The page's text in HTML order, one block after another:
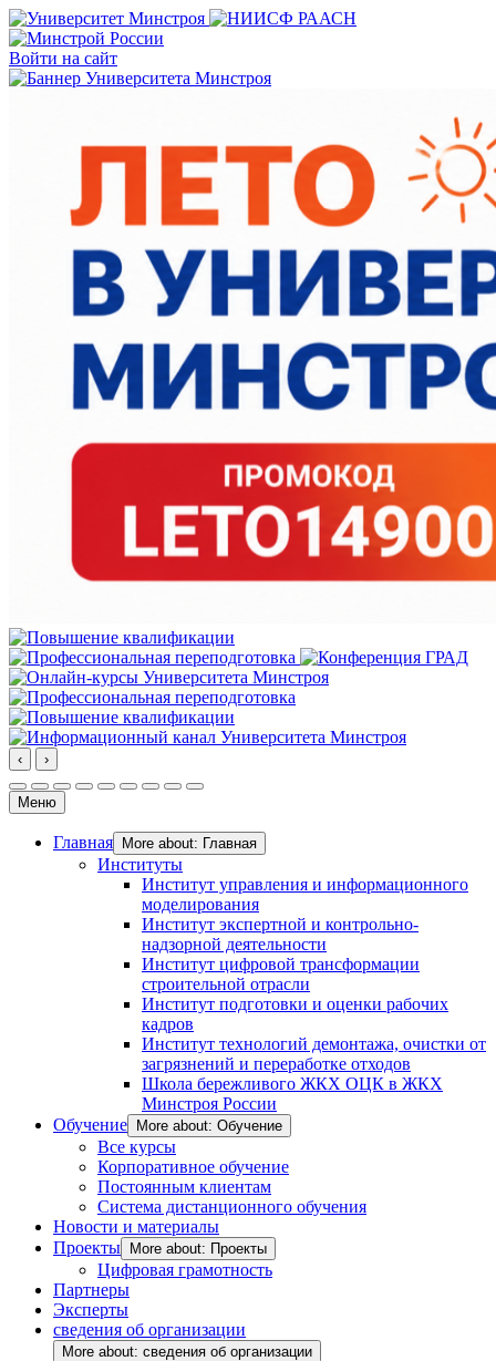
Войти на сайт
‹ ›
Меню
Главная More about: Главная
Институты
Институт управления и информационного
моделирования
Институт экспертной и контрольно-
надзорной деятельности
Институт цифровой трансформации
строительной отрасли
Институт подготовки и оценки рабочих
кадров
Институт технологий демонтажа, очистки от
загрязнений и переработке отходов
Школа бережливого ЖКХ ОЦК в ЖКХ
Минстроя России
Обучение
More about: Обучение
Все курсы
Корпоративное обучение
Постоянным клиентам
Система дистанционного обучения
Новости и материалы
Проекты
More about: Проекты
Цифровая грамотность
Партнеры
Эксперты
сведения об организации
More about: сведения об организации